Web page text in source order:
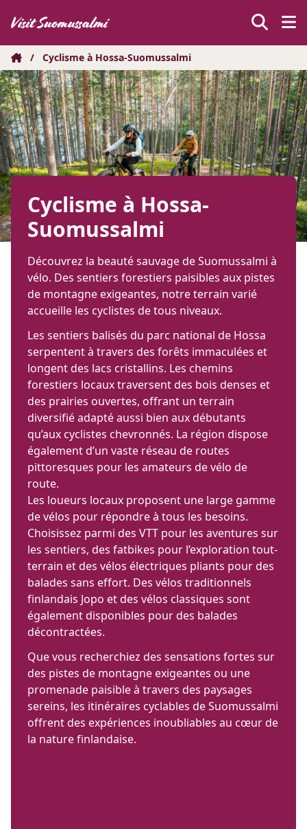
sisältöön
/ Cyclisme à Hossa-Suomussalmi
Cyclisme à Hossa-
Suomussalmi
Découvrez la beauté sauvage de Suomussalmi à
vélo. Des sentiers forestiers paisibles aux pistes
de montagne exigeantes, notre terrain varié
accueille les cyclistes de tous niveaux.
Les sentiers balisés du parc national de Hossa
serpentent à travers des forêts immaculées et
longent des lacs cristallins. Les chemins
forestiers locaux traversent des bois denses et
des prairies ouvertes, offrant un terrain
diversifié adapté aussi bien aux débutants
qu’aux cyclistes chevronnés. La région dispose
également d’un vaste réseau de routes
pittoresques pour les amateurs de vélo de
route.
Les loueurs locaux proposent une large gamme
de vélos pour répondre à tous les besoins.
Choisissez parmi des VTT pour les aventures sur
les sentiers, des fatbikes pour l’exploration tout-
terrain et des vélos électriques pliants pour des
balades sans effort. Des vélos traditionnels
finlandais Jopo et des vélos classiques sont
également disponibles pour des balades
décontractées.
Que vous recherchiez des sensations fortes sur
des pistes de montagne exigeantes ou une
promenade paisible à travers des paysages
sereins, les itinéraires cyclables de Suomussalmi
offrent des expériences inoubliables au cœur de
la nature finlandaise.